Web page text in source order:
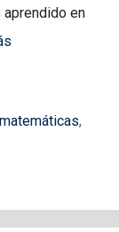
aprendido en
,